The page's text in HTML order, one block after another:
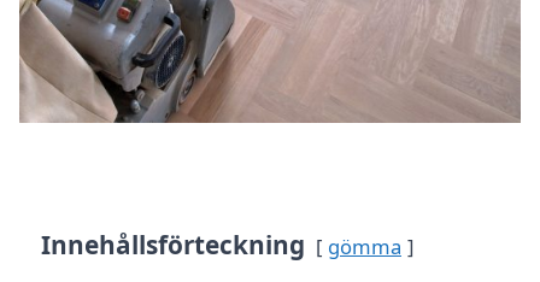
Innehållsförteckning gömma